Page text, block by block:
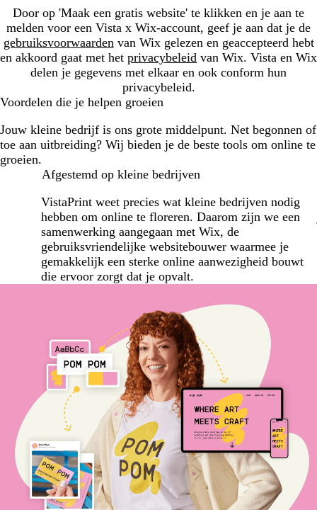
Door op 'Maak een gratis website' te klikken en je aan te
melden voor een Vista x Wix-account, geef je aan dat je de
gebruiksvoorwaarden van Wix gelezen en geaccepteerd hebt
en akkoord gaat met het privacybeleid van Wix. Vista en Wix
delen je gegevens met elkaar en ook conform hun
privacybeleid.
Voordelen die je helpen groeien
Jouw kleine bedrijf is ons grote middelpunt. Net begonnen of
toe aan uitbreiding? Wij bieden je de beste tools om online te
groeien.
Afgestemd op kleine bedrijven
VistaPrint weet precies wat kleine bedrijven nodig
hebben om online te floreren. Daarom zijn we een
samenwerking aangegaan met Wix, de
gebruiksvriendelijke websitebouwer waarmee je
gemakkelijk een sterke online aanwezigheid bouwt
die ervoor zorgt dat je opvalt.